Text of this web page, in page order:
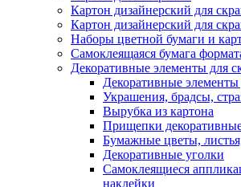
Картон дизайнерский для
Картон дизайнерский для
Наборы цветной бумаги и
Самоклеящаяся бумага
Декоративные элементы для
Декоративные элементы
Украшения, брадсы,
Вырубка из картона
Прищепки
Бумажные цветы,
Декоративные уголки
Самоклеящиеся
наклейки